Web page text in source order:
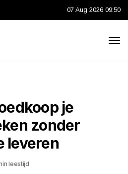
07 Aug 2026 09:50
je
zonder
leveren
leestijd